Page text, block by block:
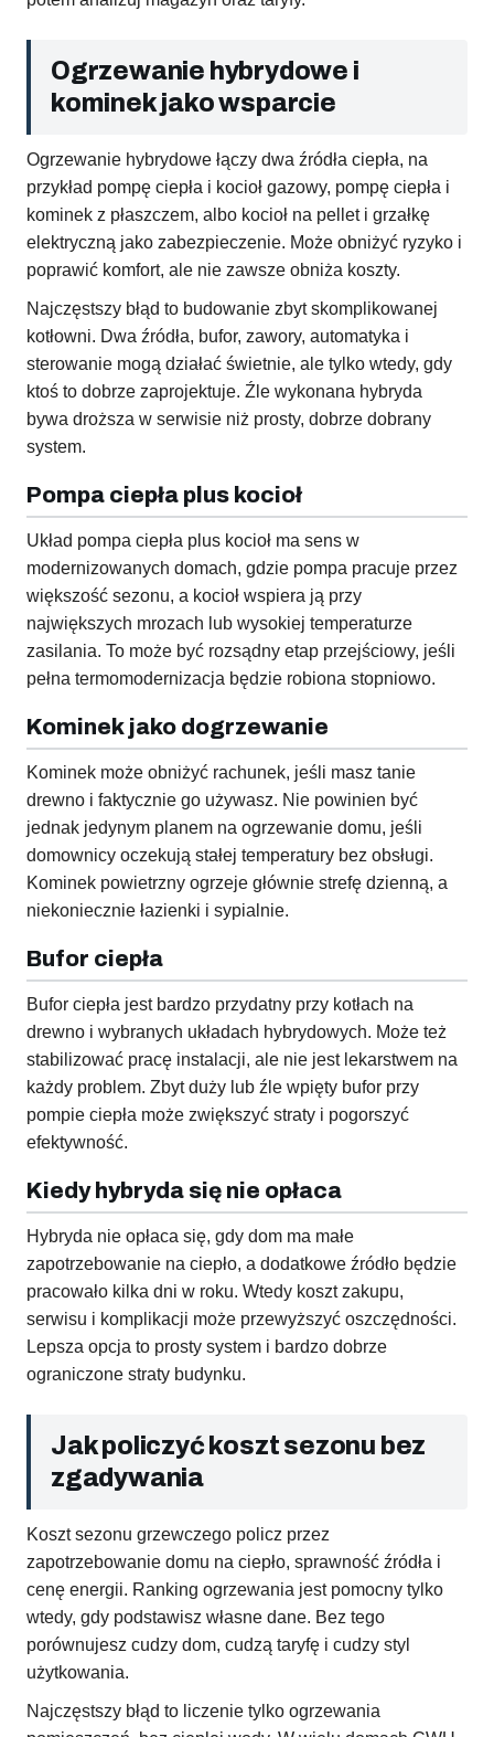
Ogrzewanie hybrydowe i
kominek jako wsparcie
Ogrzewanie hybrydowe łączy dwa źródła ciepła, na
przykład pompę ciepła i kocioł gazowy, pompę ciepła i
kominek z płaszczem, albo kocioł na pellet i grzałkę
elektryczną jako zabezpieczenie. Może obniżyć ryzyko i
poprawić komfort, ale nie zawsze obniża koszty.
Najczęstszy błąd to budowanie zbyt skomplikowanej
kotłowni. Dwa źródła, bufor, zawory, automatyka i
sterowanie mogą działać świetnie, ale tylko wtedy, gdy
ktoś to dobrze zaprojektuje. Źle wykonana hybryda
bywa droższa w serwisie niż prosty, dobrze dobrany
system.
Pompa ciepła plus kocioł
Układ pompa ciepła plus kocioł ma sens w
modernizowanych domach, gdzie pompa pracuje przez
większość sezonu, a kocioł wspiera ją przy
największych mrozach lub wysokiej temperaturze
zasilania. To może być rozsądny etap przejściowy, jeśli
pełna termomodernizacja będzie robiona stopniowo.
Kominek jako dogrzewanie
Kominek może obniżyć rachunek, jeśli masz tanie
drewno i faktycznie go używasz. Nie powinien być
jednak jedynym planem na ogrzewanie domu, jeśli
domownicy oczekują stałej temperatury bez obsługi.
Kominek powietrzny ogrzeje głównie strefę dzienną, a
niekoniecznie łazienki i sypialnie.
Bufor ciepła
Bufor ciepła jest bardzo przydatny przy kotłach na
drewno i wybranych układach hybrydowych. Może też
stabilizować pracę instalacji, ale nie jest lekarstwem na
każdy problem. Zbyt duży lub źle wpięty bufor przy
pompie ciepła może zwiększyć straty i pogorszyć
efektywność.
Kiedy hybryda się nie opłaca
Hybryda nie opłaca się, gdy dom ma małe
zapotrzebowanie na ciepło, a dodatkowe źródło będzie
pracowało kilka dni w roku. Wtedy koszt zakupu,
serwisu i komplikacji może przewyższyć oszczędności.
Lepsza opcja to prosty system i bardzo dobrze
ograniczone straty budynku.
Jak policzyć koszt sezonu bez
zgadywania
Koszt sezonu grzewczego policz przez
zapotrzebowanie domu na ciepło, sprawność źródła i
cenę energii. Ranking ogrzewania jest pomocny tylko
wtedy, gdy podstawisz własne dane. Bez tego
porównujesz cudzy dom, cudzą taryfę i cudzy styl
użytkowania.
Najczęstszy błąd to liczenie tylko ogrzewania